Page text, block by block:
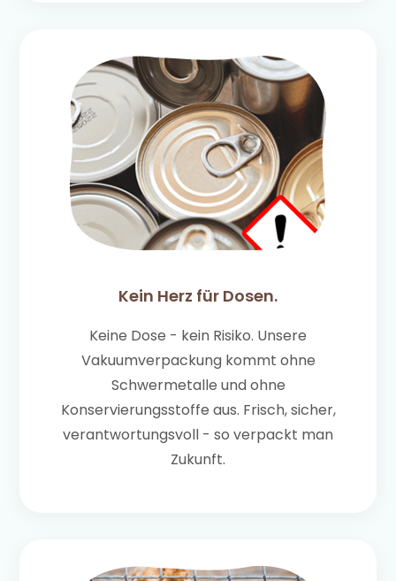
Kein Herz für Dosen.
Keine Dose - kein Risiko. Unsere
Vakuumverpackung kommt ohne
Schwermetalle und ohne
Konservierungsstoffe aus. Frisch, sicher,
verantwortungsvoll - so verpackt man
Zukunft.